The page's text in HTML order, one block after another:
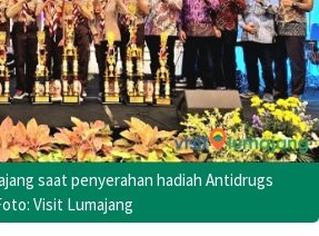
saat penyerahan hadiah Antidrugs
Visit Lumajang